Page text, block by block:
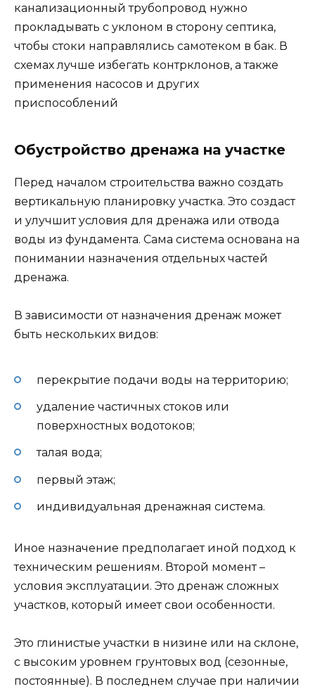
канализационный трубопровод нужно
прокладывать с уклоном в сторону септика,
чтобы стоки направлялись самотеком в бак. В
схемах лучше избегать контрклонов, а также
применения насосов и других
приспособлений
Обустройство дренажа на участке
Перед началом строительства важно создать
вертикальную планировку участка. Это создаст
и улучшит условия для дренажа или отвода
воды из фундамента. Сама система основана на
понимании назначения отдельных частей
дренажа.
В зависимости от назначения дренаж может
быть нескольких видов:
перекрытие подачи воды на территорию;
удаление частичных стоков или
поверхностных водотоков;
талая вода;
первый этаж;
индивидуальная дренажная система.
Иное назначение предполагает иной подход к
техническим решениям. Второй момент –
условия эксплуатации. Это дренаж сложных
участков, который имеет свои особенности.
Это глинистые участки в низине или на склоне,
с высоким уровнем грунтовых вод (сезонные,
постоянные). В последнем случае при наличии